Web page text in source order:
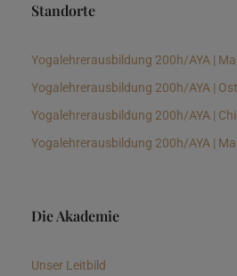
Standorte
Yogalehrerausbildung 200h/AYA |
Yogalehrerausbildung 200h/AYA |
Yogalehrerausbildung 200h/AYA |
Yogalehrerausbildung 200h/AYA |
Die Akademie
Unser Leitbild